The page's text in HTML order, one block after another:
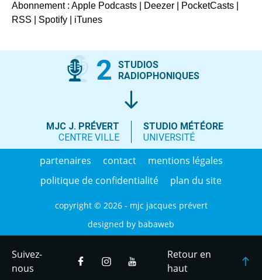
Abonnement : Apple Podcasts Deezer PocketCasts
RSS
Spotify iTunes
2
STUDIOS
RADIOPHONIQUES
MJC J. PRÉVERT
CENTRE VILLE
STUDIO MÉTÉORE
UNIVERSITÉ
partenaires contact
mentions légales
politique de confidentialité
plan du site
copyright © 2026 - mjc jacques prévert
designed by babaweb
Suivez-
nous
Retour en
haut